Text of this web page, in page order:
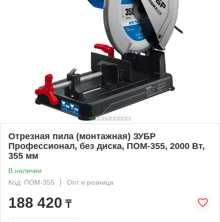
Отрезная пила (монтажная) ЗУБР
Профессионал, без диска, ПОМ-355, 2000 Вт,
355 мм
В наличии
Код: ПОМ-355
Опт и розница
188 420 ₸